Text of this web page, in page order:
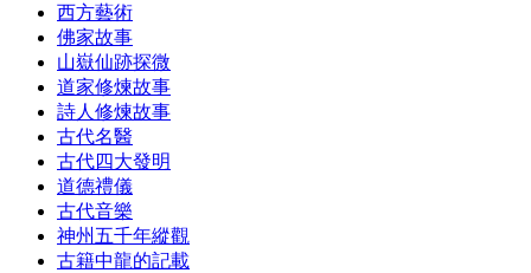
西方藝術
佛家故事
山嶽仙跡探微
道家修煉故事
詩人修煉故事
古代名醫
古代四大發明
道德禮儀
古代音樂
神州五千年縱觀
古籍中龍的記載